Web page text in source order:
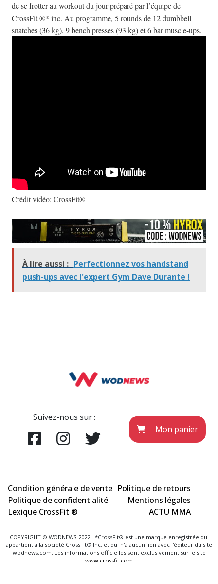
de se frotter au workout du jour préparé par l’équipe de
CrossFit ®* inc. Au programme, 5 rounds de 12 dumbbell
snatches (36 kg), 9 bench presses (93 kg) et 6 bar muscle-ups.
Crédit vidéo: CrossFit®
À lire aussi : Perfectionnez vos handstand
push-ups avec l'expert Gym Dave Durante !
Suivez-nous sur :
Mon panier
Condition générale de vente Politique de retours
Politique de confidentialité
Mentions légales
Lexique CrossFit ®
ACTU MMA
COPYRIGHT © WODNEWS 2022 - *CrossFit® est une marque enregistrée qui
appartient à la société CrossFit® Inc. et qui n'a aucun lien avec l'éditeur du site
wodnews.com. Les informations officielles sont exclusivement sur le site
www.crossfit.com